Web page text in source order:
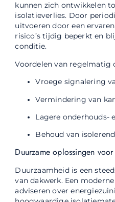
kunnen zich ontwikkelen
isolatieverlies. Door
uitvoeren door een ervaren
risico’s tijdig beperkt en
conditie.
Voordelen van regelmatig
Vroege signalering
Vermindering van
Lagere onderhouds-
Behoud van
Duurzame oplossingen
Duurzaamheid is een
van dakwerk. Een
adviseren over